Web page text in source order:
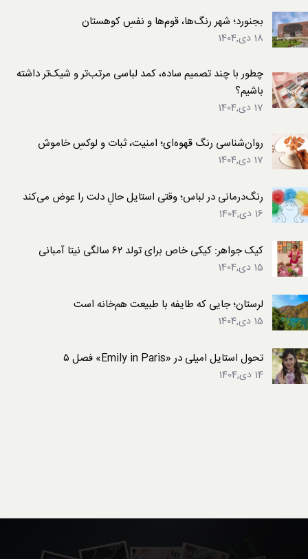
بجنورد؛ شهر رنگ‌ها، قوم‌ها و نفسِ کوهستان
18 دی,1404
چطور با چند تصمیم ساده، کمد لباسی مرتب‌تر و شیک‌تر داشته
باشیم؟
17 دی,1404
روان‌شناسی رنگ قهوه‌ای؛ امنیت، ثبات و لوکسِ خاموش
17 دی,1404
رنگ‌درمانی در لباس؛ وقتی استایل حالِ دلت را عوض می‌کند
16 دی,1404
کیک جواهر: کیکی خاص برای تولد ۶۲ سالگی نیتا آمبانی
15 دی,1404
لرستان؛ جایی که طایفه با طبیعت هم‌خانه است
15 دی,1404
تحول استایل امیلی در «Emily in Paris» فصل ۵
14 دی,1404